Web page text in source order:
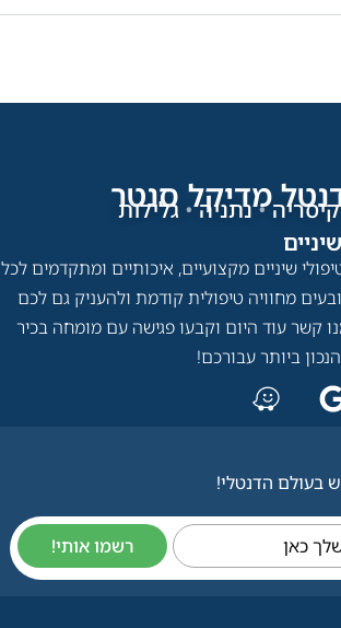
מדיקל סנטר​קיסריה•נתניה• גלילות
שיניים מקצועיים, איכותיים ומתקדמים לכל
מחוויה טיפולית קודמת ולהעניק גם לכם
קשר עוד היום וקבעו פגישה עם מומחה בכיר
ביותר עבורכם!
בעולם הדנטלי!
כאן רשמו אותי!